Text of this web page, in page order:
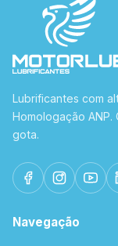
Lubrificantes com
Homologação
gota.
Navegação